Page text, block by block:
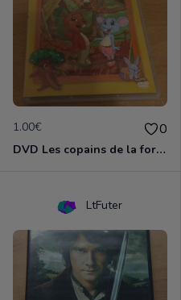
1.00€ 0
DVD Les copains de la forêt : les vrais amis
LtFuter